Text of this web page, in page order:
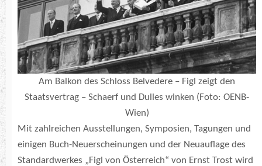
Am Balkon des Schloss Belvedere – Figl zeigt den
Staatsvertrag – Schaerf und Dulles winken (Foto: OENB-
Wien)
Mit zahlreichen Ausstellungen, Symposien, Tagungen und
einigen Buch-Neuerscheinungen und der Neuauflage des
Standardwerkes „Figl von Österreich“ von Ernst Trost wird